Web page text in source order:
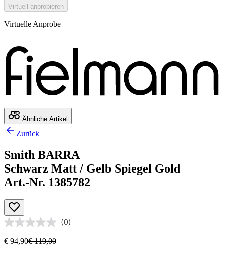
Virtuell anprobieren
Virtuelle Anprobe
Ähnliche Artikel
Zurück
Smith BARRA
Schwarz Matt / Gelb Spiegel Gold
Art.-Nr. 1385782
(0)
€ 94,90€ 119,00